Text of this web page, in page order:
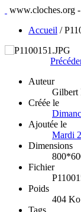
www.cloches.org
Accueil /
Auteur
Créée le
Ajoutée le
Mardi
Dimensions
Fichier
Poids
404 Ko
Tags